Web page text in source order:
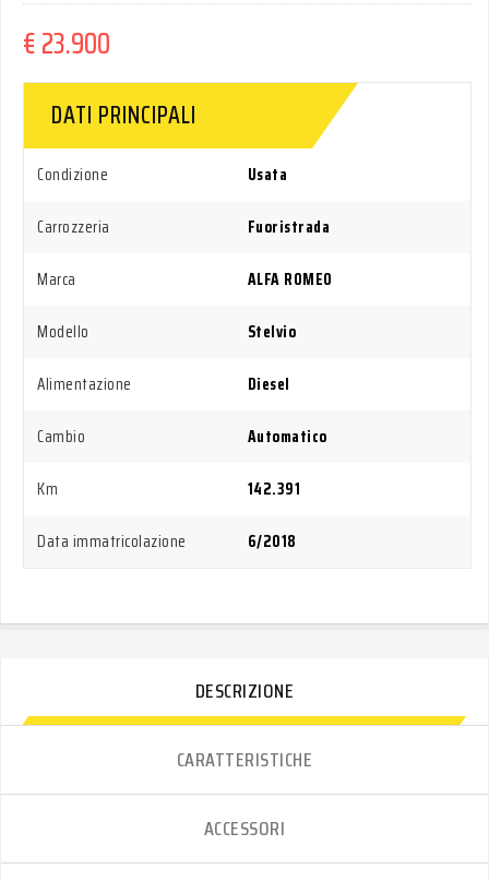
€ 23.900
DATI PRINCIPALI
Condizione
Usata
Carrozzeria
Fuoristrada
Marca
ALFA ROMEO
Modello
Stelvio
Alimentazione
Diesel
Cambio
Automatico
Km
142.391
Data immatricolazione
6/2018
DESCRIZIONE
CARATTERISTICHE
ACCESSORI